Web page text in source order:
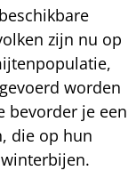
zijn nu op
worden
bevorder je een
die op hun